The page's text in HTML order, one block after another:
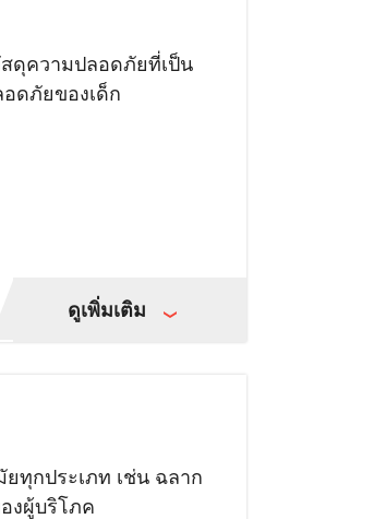
ดุความปลอดภัยที่เป็น
ดภัยของเด็ก
ดูเพิ่มเติม
ทุกประเภท เช่น ฉลาก
งผู้บริโภค